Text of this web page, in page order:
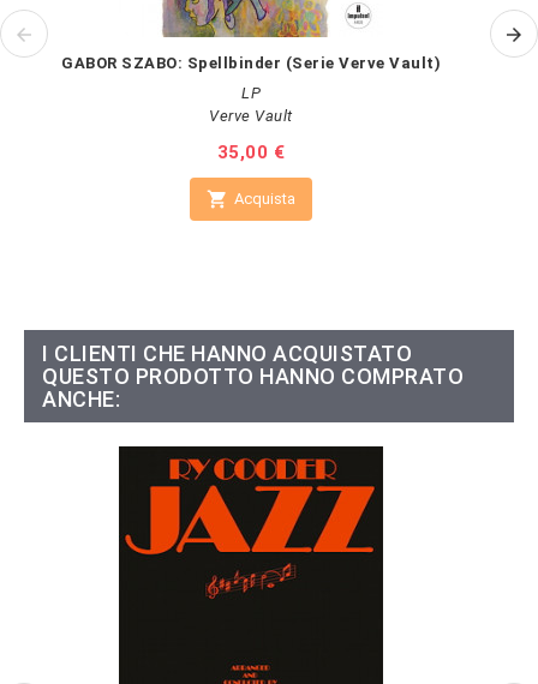
GABOR SZABO: Spellbinder (Serie Verve Vault)
LP
Verve Vault
Prezzo
35,00 €
 Acquista
I CLIENTI CHE HANNO ACQUISTATO
QUESTO PRODOTTO HANNO COMPRATO
ANCHE: